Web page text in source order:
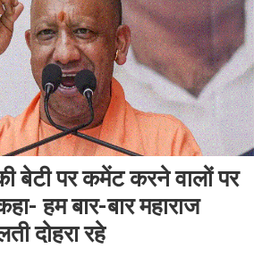
बेटी पर कमेंट करने वालों पर
हम बार-बार महाराज
दोहरा रहे